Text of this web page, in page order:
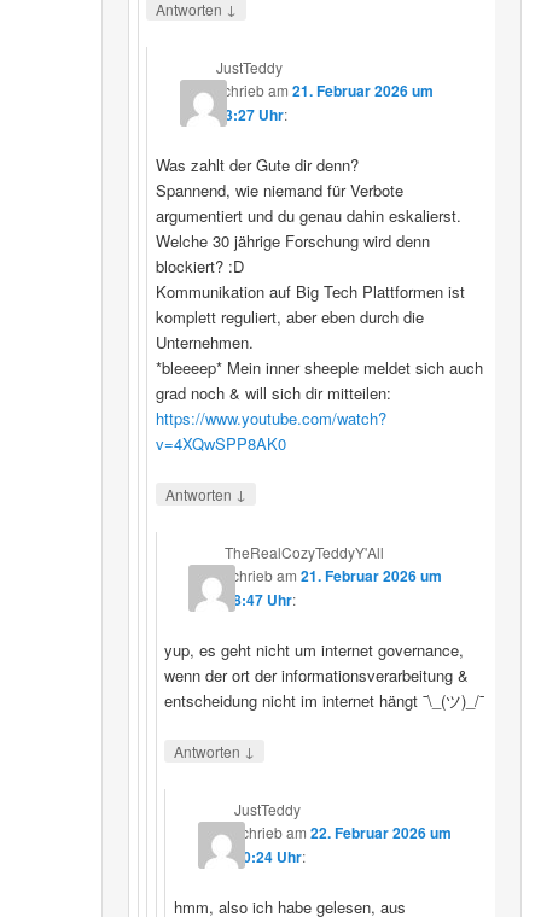
Antworten ↓
JustTeddy
schriebam 21. Februar 2026 um
13:27 Uhr:
Was zahlt der Gute dir denn?
Spannend, wie niemand für Verbote
argumentiert und du genau dahin eskalierst.
Welche 30 jährige Forschung wird denn
blockiert? :D
Kommunikation auf Big Tech Plattformen ist
komplett reguliert, aber eben durch die
Unternehmen.
*bleeeep* Mein inner sheeple meldet sich auch
grad noch & will sich dir mitteilen:
https://www.youtube.com/watch?
v=4XQwSPP8AK0
Antworten ↓
TheRealCozyTeddyY'All
schriebam21. Februar 2026 um
18:47 Uhr:
yup, es geht nicht um internet governance,
wenn der ort der informationsverarbeitung &
entscheidung nicht im internet hängt ¯\_(ツ)_/¯
Antworten ↓
JustTeddy
schriebam 22. Februar 2026 um
20:24 Uhr:
hmm, also ich habe gelesen, aus